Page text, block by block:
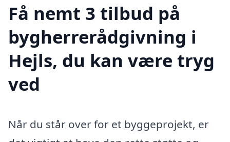
Få nemt 3 tilbud på
bygherrerådgivning i
Hejls, du kan være tryg
ved
Når du står over for et byggeprojekt, er